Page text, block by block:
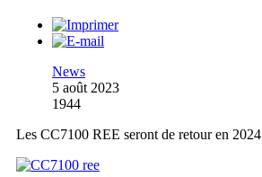
News
5 août 2023
1944
Les CC7100 REE seront de retour en 2024